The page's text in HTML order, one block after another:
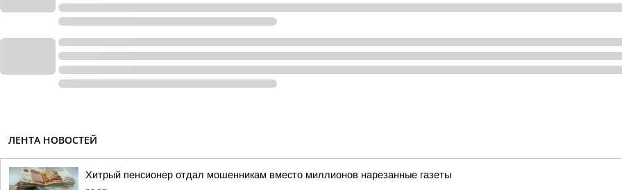
ЛЕНТА НОВОСТЕЙ
Хитрый пенсионер отдал мошенникам вместо миллионов нарезанные газеты